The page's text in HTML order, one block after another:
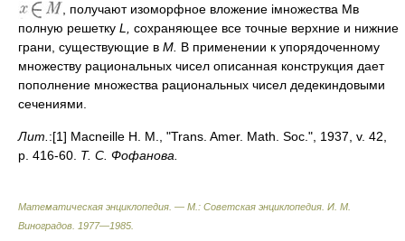
, получают изоморфное вложение iмножества Мв
полную решетку L,
сохраняющее все точные верхние и нижние
грани, существующие в М. В применении к упорядоченному
множеству рациональных чисел описанная конструкция дает
пополнение множества рациональных чисел дедекиндовыми
сечениями.
Лит. :[1] Масnеillе Н. М., "Trans. Amer. Math. Soc.", 1937, v. 42,
p. 416-60. Т. С. Фофанова.
Математическая энциклопедия. — М.: Советская энциклопедия И. М.
Виноградов 1977—1985